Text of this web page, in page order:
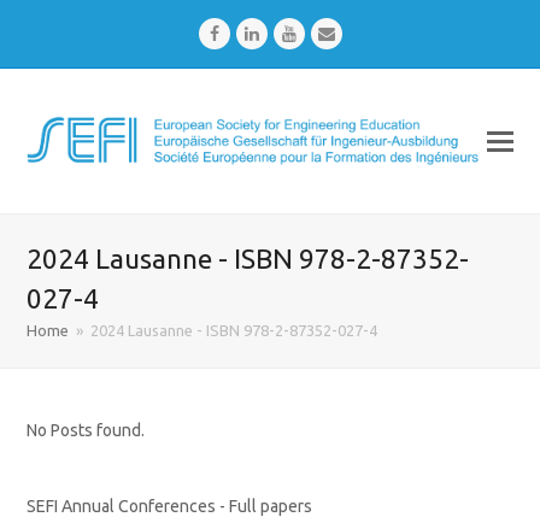
FacebookLinkedInYoutubeEmail
2024 Lausanne - ISBN 978-2-87352-
027-4
Home » 2024 Lausanne - ISBN 978-2-87352-027-4
No Posts found.
SEFI Annual Conferences - Full papers